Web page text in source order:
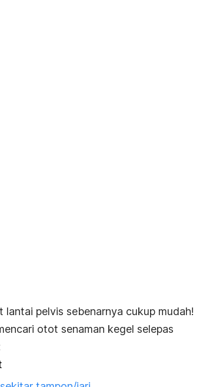
pelvis sebenarnya cukup mudah!
otot senaman kegel selepas